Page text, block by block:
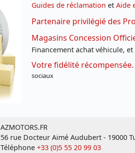
Guides de réclamation et Aide
Partenaire privilégié des
Magasins Concession
Financement achat véhicule,
Votre fidélité récompensée.
sociaux
AZMOTORS.FR
56 rue Docteur Aimé Audubert - 19000
Téléphone +33 (0)5 55 20 99 03